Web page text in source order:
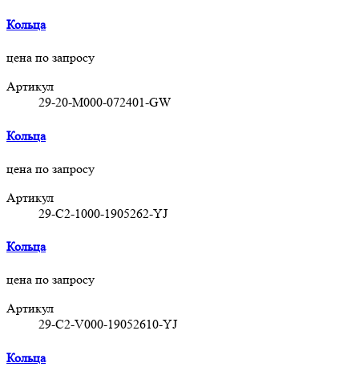
Кольца
цена по запросу
Артикул
29-20-M000-072401-GW
Кольца
цена по запросу
Артикул
29-C2-1000-1905262-YJ
Кольца
цена по запросу
Артикул
29-C2-V000-19052610-YJ
Кольца